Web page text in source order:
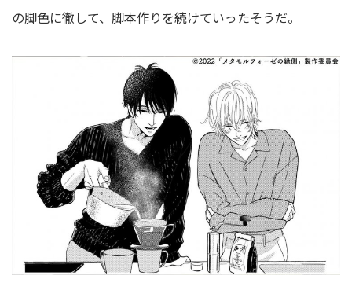
の脚色に徹して、脚本作りを続けていったそうだ。